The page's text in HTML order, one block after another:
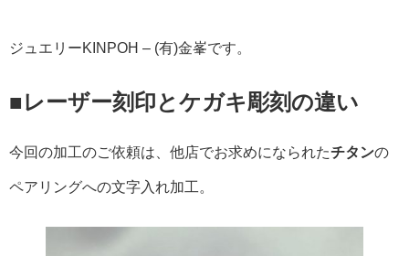
ジュエリーKINPOH – (有)金峯です。
■レーザー刻印とケガキ彫刻の違い
今回の加工のご依頼は、他店でお求めになられたチタンの
ペアリングへの文字入れ加工。